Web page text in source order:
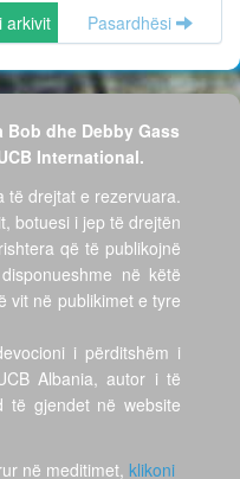
arkivit Pasardhësi
dhe Debby Gass
International.
të drejtat e rezervuara.
botuesi i jep të drejtën
që të publikojnë
në këtë
vit në publikimet e tyre
i përditshëm i
Albania, autor i të
të gjendet në website
në meditimet, klikoni